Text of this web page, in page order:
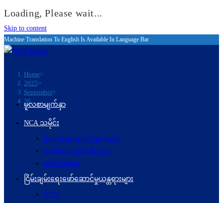
Loading, Please wait...
Skip to content
Machine Translation To English Is Available In Language Bar
Home>
2025>
September>
26
မူလစာမျက်နှာ
NCA သမိုင်း
ဦးတည်ချက်နှင့်ရည်ရွယ်ချက်
အထိမ်းအမှတ်တံဆိပ်များ
ဆောင်ပုဒ်များ
ငြိမ်းချမ်းရေးဖော်‌ဆောင်မှုယန္တရားများ
UPCC